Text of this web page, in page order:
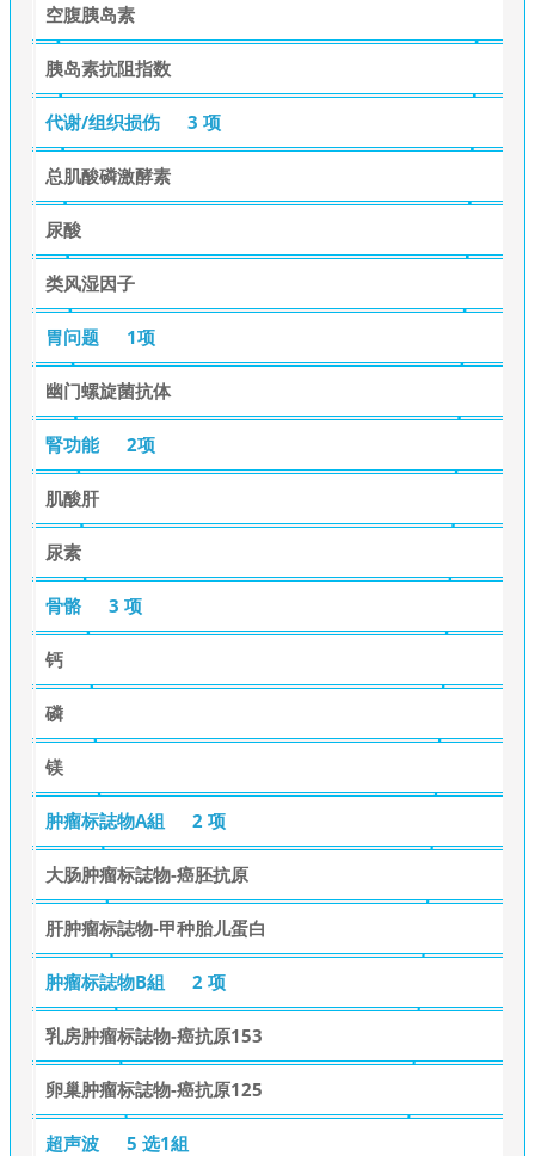
空腹胰岛素
胰岛素抗阻指数
代谢/组织损伤 3 项
总肌酸磷激酵素
尿酸
类风湿因子
胃问题 1项
幽门螺旋菌抗体
腎功能 2项
肌酸肝
尿素
骨骼 3 项
钙
磷
镁
肿瘤标誌物A組 2 项
大肠肿瘤标誌物-癌胚抗原
肝肿瘤标誌物-甲种胎儿蛋白
肿瘤标誌物B組 2 项
乳房肿瘤标誌物-癌抗原153
卵巢肿瘤标誌物-癌抗原125
超声波 5 选1組